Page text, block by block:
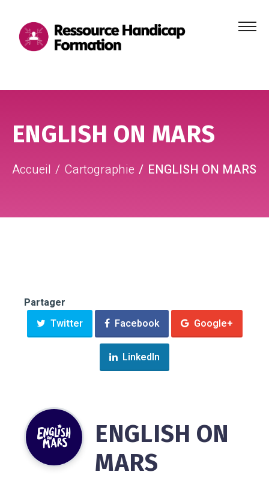
Menu
ENGLISH ON MARS
Accueil Cartographie ENGLISH ON MARS
Partager
Twitter
Facebook Google+
LinkedIn
ENGLISH ON
MARS